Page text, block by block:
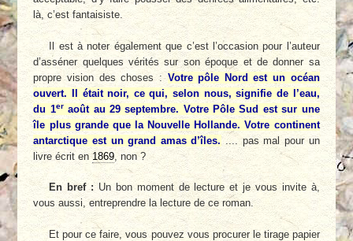
là, c’est fantaisiste.
Il est à noter également que c’est l’occasion pour l’auteur
d’asséner quelques vérités sur son époque et de donner sa
propre vision des choses :Votre pôle Nord est un océan
ouvert. Il était noir, ce qui, selon nous, signifie de l’eau,
du 1eraoût au 29 septembre. Votre Pôle Sud est sur une
île plus grande que la Nouvelle Hollande. Votre continent
antarctique est un grand amas d’îles..... pas mal pour un
livre écrit en1869 , non ?
En bref :Un bon moment de lecture et je vous invite à,
vous aussi, entreprendre la lecture de ce roman.
Et pour ce faire, vous pouvez vous procurer le tirage papier